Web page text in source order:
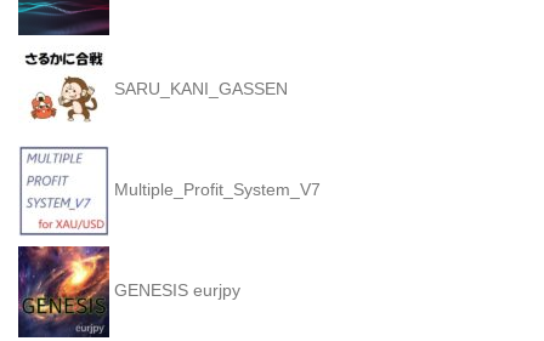
SARU_KANI_GASSEN
Multiple_Profit_System_V7
GENESIS eurjpy